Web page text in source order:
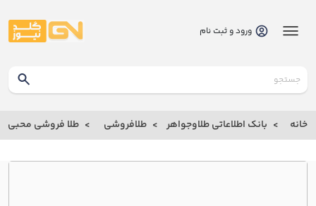
بانک
بانک
اطلاعاتی
ورود و ثبت نام
خانه بانک اطلاعاتی طلاوجواهر طلافروشی طلا فروشی محبي